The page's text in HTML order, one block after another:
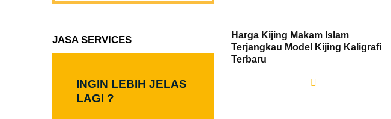
Harga Kijing Makam Islam
Terjangkau Model Kijing Kaligrafi
Terbaru
JASA SERVICES
INGIN LEBIH JELAS
LAGI ?